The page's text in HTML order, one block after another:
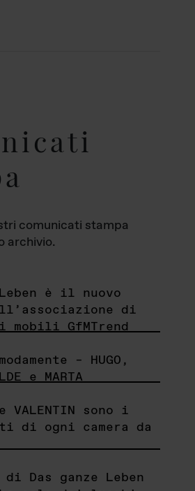
comunicati stampa
archivio.
è il nuovo
di
mobili GfMTrend
– HUGO,
e MARTA
e VALENTIN sono i
di ogni camera da
di Das ganze Leben